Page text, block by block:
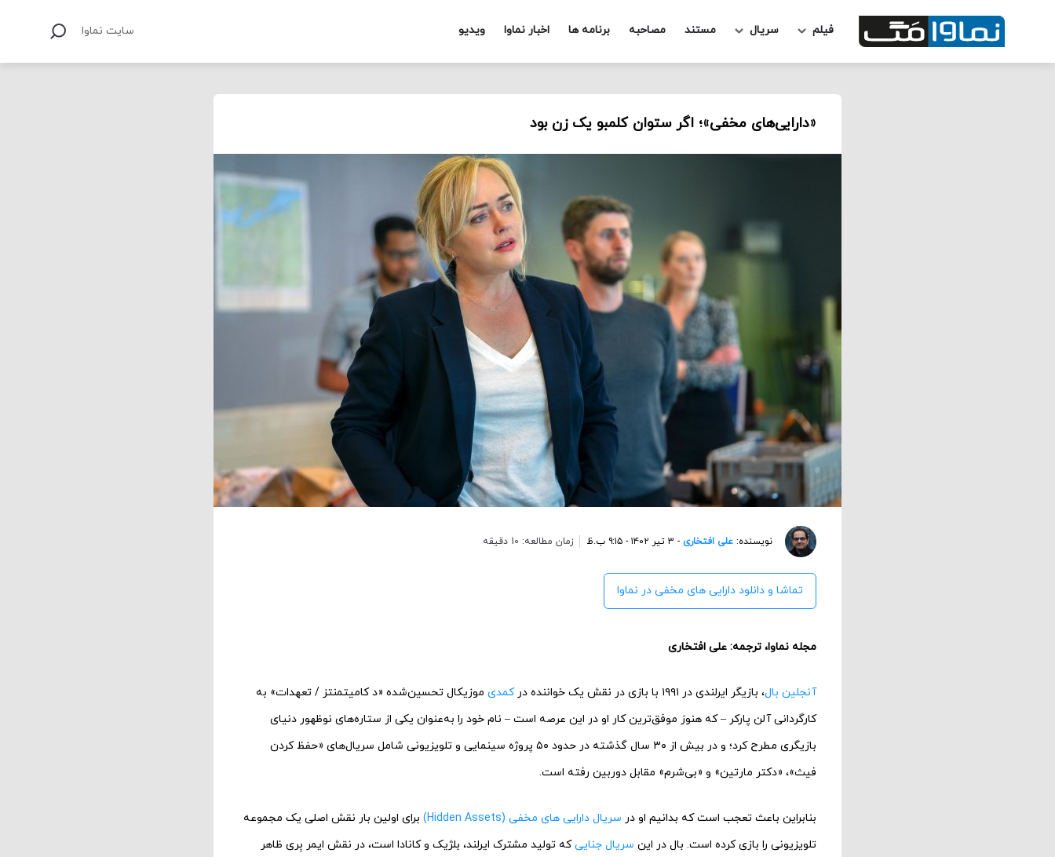
فیلم سریال مستند مصاحبه برنامه ها اخبار نماوا ویدیو سایت نماوا
«دارایی‌های مخفی»؛ اگر ستوان کلمبو یک زن بود
نویسنده: علی افتخاری - ۳ تیر ۱۴۰۲ - ۹:۱۵ ب.ظ زمان مطالعه: 10 دقیقه
تماشا و دانلود دارایی های مخفی در نماوا
مجله نماوا، ترجمه: علی افتخاری
آنجلین بال، بازیگر ایرلندی در ۱۹۹۱ با بازی در نقش یک خواننده در کمدی موزیکال تحسین‌شده «د کامیتمنتز / تعهدات» به
کارگردانی آلن پارکر – که هنوز موفق‌ترین کار او در این عرصه است – نام خود را به‌عنوان یکی از ستاره‌های نوظهور دنیای
بازیگری مطرح کرد؛ و در بیش از ۳۰ سال گذشته در حدود ۵۰ پروژه سینمایی و تلویزیونی شامل سریال‌های «حفظ کردن
فیث»، «دکتر مارتین» و «بی‌شرم» مقابل دوربین رفته است.
بنابراین باعث تعجب است که بدانیم او در سریال دارایی ‌های مخفی (Hidden Assets)
برای اولین بار نقش اصلی یک مجموعه
تلویزیونی را بازی کرده است. بال در این سریال جناییکه تولید مشترک ایرلند، بلژیک و کانادا است، در نقش ایمر بِری ظاهر